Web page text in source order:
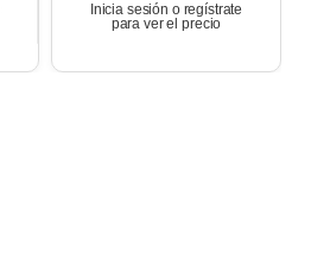
Inicia sesión o regístrate
para ver el precio